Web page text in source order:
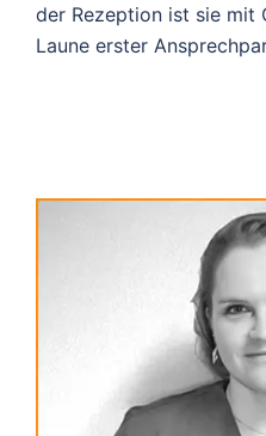
der Rezeption ist sie mit
Laune erster